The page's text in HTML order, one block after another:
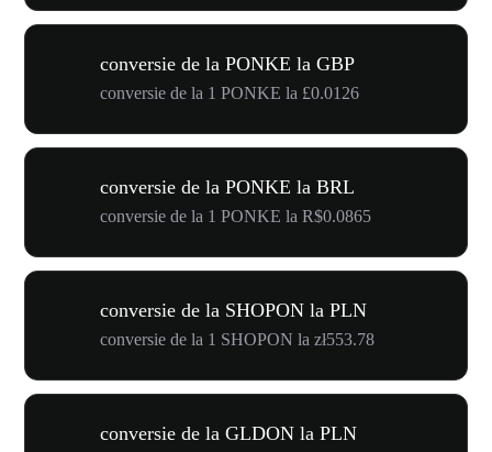
conversie de la PONKE la GBP
conversie de la 1 PONKE la £0.0126
conversie de la PONKE la BRL
conversie de la 1 PONKE la R$0.0865
conversie de la SHOPON la PLN
conversie de la 1 SHOPON la zł553.78
conversie de la GLDON la PLN